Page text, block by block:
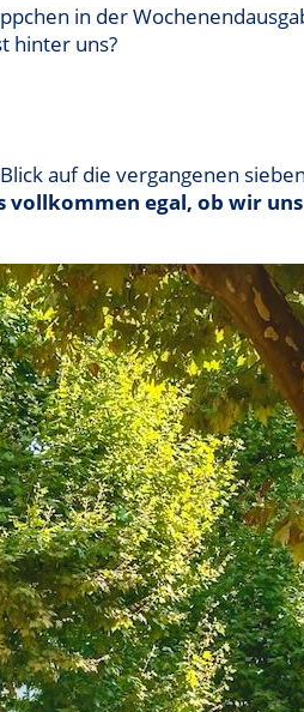
in der
hinter uns?
auf die vergangenen
vollkommen egal, ob wir